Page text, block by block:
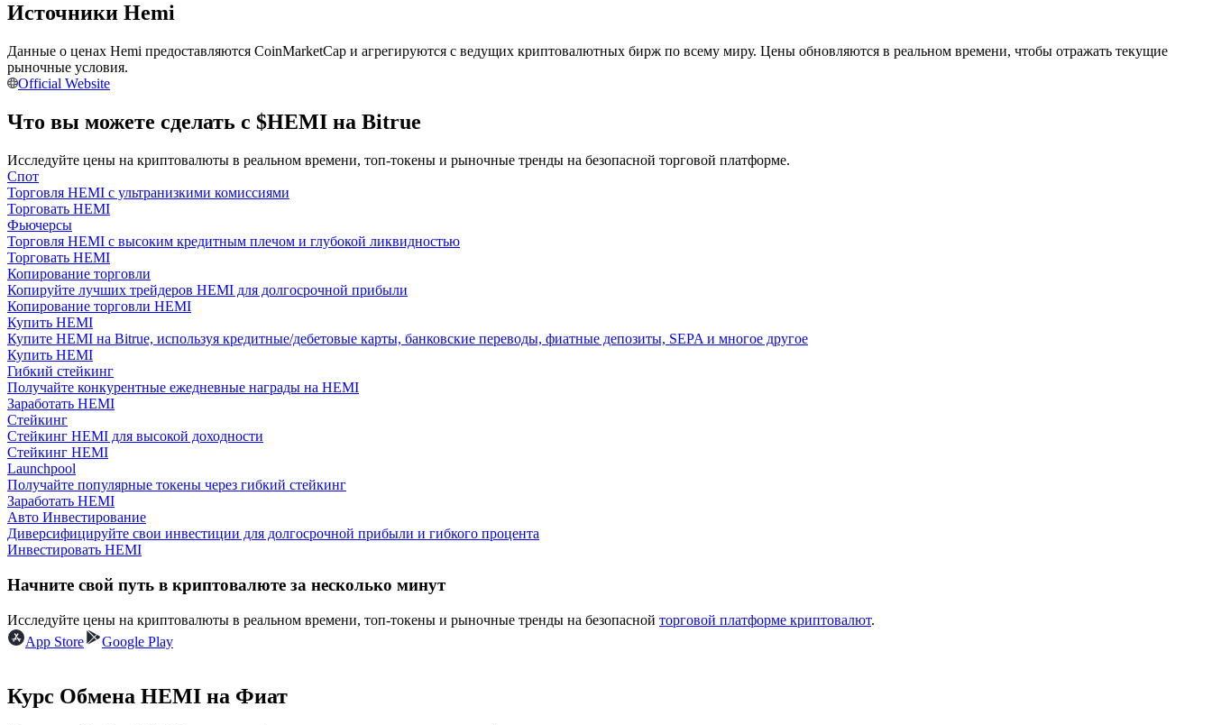
Копирование торговли
Присоединяйтесь к лучшим трейдерам
Станьте копи-трейдером
Наслаждайтесь распределением прибыли и комиссиями за копи-трейдинг
Информация
Анализ больших данных, включая торговую информацию и т. д.
Источники Hemi
Данные о ценах Hemi предоставляются CoinMarketCap и агрегируются с ведущих криптовалютных бирж по всему миру. Цены обновляются в реальном времени, чтобы отражать текущие
рыночные условия.
Official Website
Что вы можете сделать с $HEMI на Bitrue
Исследуйте цены на криптовалюты в реальном времени, топ-токены и рыночные тренды на безопасной торговой платформе.
Спот
Торговля HEMI с ультранизкими комиссиями
Торговать HEMI
Фьючерсы
Торговля HEMI с высоким кредитным плечом и глубокой ликвидностью
Торговать HEMI
Копирование торговли
Копируйте лучших трейдеров HEMI для долгосрочной прибыли
Копирование торговли HEMI
Купить HEMI
Купите HEMI на Bitrue, используя кредитные/дебетовые карты, банковские переводы, фиатные депозиты, SEPA и многое другое
Купить HEMI
Гибкий стейкинг
Получайте конкурентные ежедневные награды на HEMI
Заработать HEMI
Стейкинг
Стейкинг HEMI для высокой доходности
Стейкинг HEMI
Launchpool
Получайте популярные токены через гибкий стейкинг
Заработать HEMI
Авто Инвестирование
Диверсифицируйте свои инвестиции для долгосрочной прибыли и гибкого процента
Инвестировать HEMI
Начните свой путь в криптовалюте за несколько минут
Исследуйте цены на криптовалюты в реальном времени, топ-токены и рыночные тренды на безопасной торговой платформе криптовалют.
App Store
Google Play
Курс Обмена HEMI на Фиат